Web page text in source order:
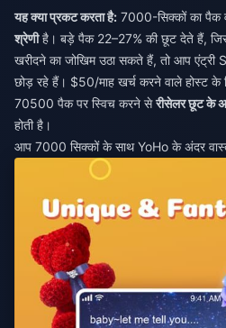
यह क्या प्रकट करता है: 7000-सिक्कों का पैक
श्रेणीहै। बड़े पैक 22–27% की छूट देते हैं,
खरीदने का जोखिम उठा सकते हैं, तो आप एंट्री
छोड़ रहे हैं। $50/माह खर्च करने वाले होस्ट
70500 पैक पर स्विच करने सेरीसेलर छूट के
होती है।
आप 7000 सिक्कों के साथ YoHo के अंदर